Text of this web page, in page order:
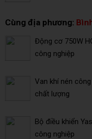
Cùng địa phương:
Động cơ 750W
công nghiệp
Van khí nén
chất lượng
Bộ điều khiển
công nghiệp